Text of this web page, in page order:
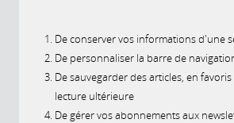
De conserver vos informations d'une
De personnaliser la barre de
De sauvegarder des articles, en
lecture ultérieure
De gérer vos abonnements aux